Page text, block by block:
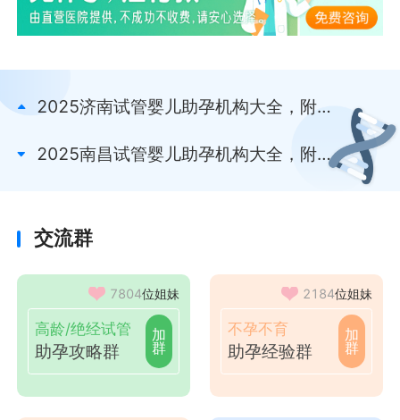
2025济南试管婴儿助孕机构大全，附9
2025南昌试管婴儿助孕机构大全，附4
交流群
7804位姐妹
高龄/绝经试管
助孕攻略群
加
群
2184位姐妹
不孕不育
助孕经验群
加
群